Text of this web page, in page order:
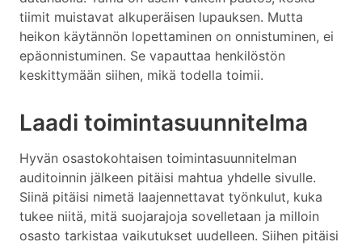
tiimit muistavat alkuperäisen lupauksen. Mutta
heikon käytännön lopettaminen on onnistuminen, ei
epäonnistuminen. Se vapauttaa henkilöstön
keskittymään siihen, mikä todella toimii.
Laadi toimintasuunnitelma
Hyvän osastokohtaisen toimintasuunnitelman
auditoinnin jälkeen pitäisi mahtua yhdelle sivulle.
Siinä pitäisi nimetä laajennettavat työnkulut, kuka
tukee niitä, mitä suojarajoja sovelletaan ja milloin
osasto tarkistaa vaikutukset uudelleen. Siihen pitäisi